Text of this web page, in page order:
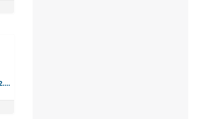
Morgenjournal Ö1 - 02.06.2017 - Kindesmörderin als Pflegemutter